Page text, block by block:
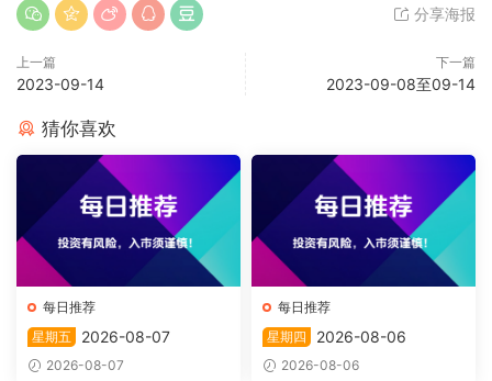
分享海报
上一篇
2023-09-14
下一篇
2023-09-08至09-14
猜你喜欢
每日推荐
星期五
2026-08-07
2026-08-07
每日推荐
星期四
2026-08-06
2026-08-06